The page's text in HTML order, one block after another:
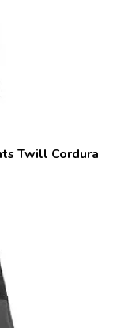
Twill Cordura